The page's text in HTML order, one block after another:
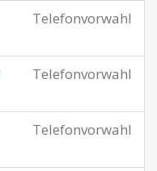
Telefonvorwahl
Telefonvorwahl
Telefonvorwahl